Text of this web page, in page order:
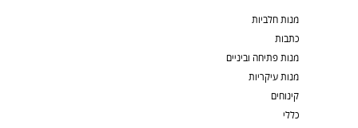
מנות חלביות
כתבות
מנות פתיחה וביניים
מנות עיקריות
קינוחים
כללי